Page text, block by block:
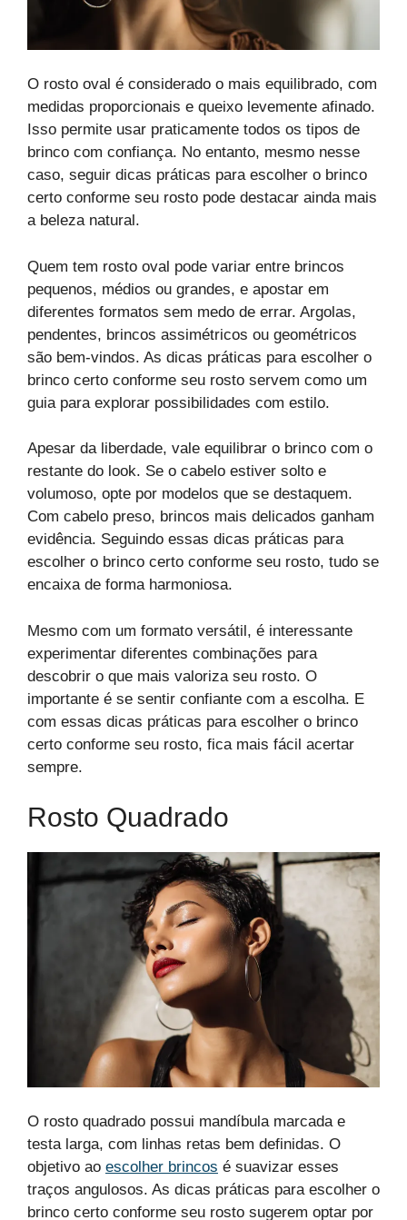
O rosto oval é considerado o mais equilibrado, com
medidas proporcionais e queixo levemente afinado.
Isso permite usar praticamente todos os tipos de
brinco com confiança. No entanto, mesmo nesse
caso, seguir dicas práticas para escolher o brinco
certo conforme seu rosto pode destacar ainda mais
a beleza natural.
Quem tem rosto oval pode variar entre brincos
pequenos, médios ou grandes, e apostar em
diferentes formatos sem medo de errar. Argolas,
pendentes, brincos assimétricos ou geométricos
são bem-vindos. As dicas práticas para escolher o
brinco certo conforme seu rosto servem como um
guia para explorar possibilidades com estilo.
Apesar da liberdade, vale equilibrar o brinco com o
restante do look. Se o cabelo estiver solto e
volumoso, opte por modelos que se destaquem.
Com cabelo preso, brincos mais delicados ganham
evidência. Seguindo essas dicas práticas para
escolher o brinco certo conforme seu rosto, tudo se
encaixa de forma harmoniosa.
Mesmo com um formato versátil, é interessante
experimentar diferentes combinações para
descobrir o que mais valoriza seu rosto. O
importante é se sentir confiante com a escolha. E
com essas dicas práticas para escolher o brinco
certo conforme seu rosto, fica mais fácil acertar
sempre.
Rosto Quadrado
O rosto quadrado possui mandíbula marcada e
testa larga, com linhas retas bem definidas. O
objetivo ao escolher brincos é suavizar esses
traços angulosos. As dicas práticas para escolher o
brinco certo conforme seu rosto sugerem optar por